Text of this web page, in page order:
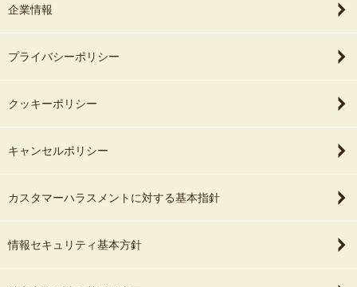
企業情報
プライバシーポリシー
クッキーポリシー
キャンセルポリシー
カスタマーハラスメントに対する基本指針
情報セキュリティ基本方針